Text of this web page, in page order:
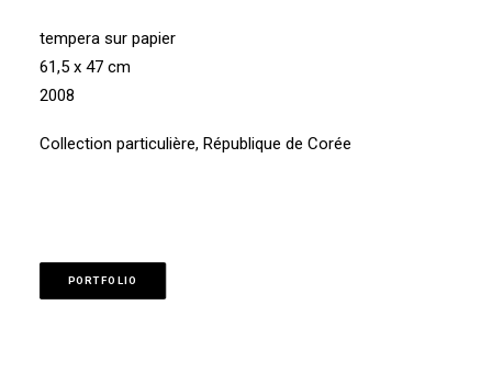
tempera sur papier
61,5 x 47 cm
2008
Collection particulière, République de Corée
PORTFOLIO